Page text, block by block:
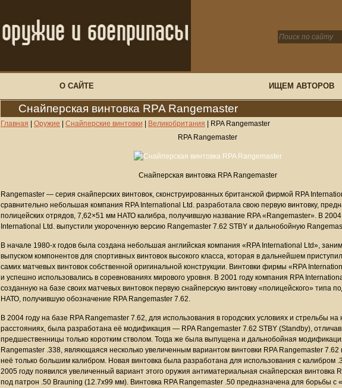
О САЙТЕ ИЩЕМ АВТОРОВ
Снайперская винтовка RPA Rangemaster
Главная Оружие Снайперские винтовки Великобритания
RPA Rangemaster
RPA Rangemaster
Снайперская винтовка RPA Rangemaster
Rangemaster — серия снайперских винтовок, сконструированных британской фирмой RPA
сравнительно небольшая компания RPA International Ltd. разработала свою первую винтовку,
полицейских отрядов, 7,62×51 мм НАТО калибра, получившую название RPA «Rangemaster». В 2004
International Ltd. выпустили укороченную версию Rangemaster 7.62 STBY и дальнобойную
В начале 1980-х годов была создана небольшая английская компания «RPA International Ltd»,
выпуском компонентов для спортивных винтовок высокого класса, которая в дальнейшем
самих матчевых винтовок собственной оригинальной конструкции. Винтовки фирмы «RPA
и успешно использовались в соревнованиях мирового уровня. В 2001 году компания RPA
созданную на базе своих матчевых винтовок первую снайперскую винтовку «полицейского» типа
НАТО, получившую обозначение RPA Rangemaster 7.62.
В 2004 году на базе RPA Rangemaster 7.62, для использования в городских условиях и стрельбы
расстояниях, была разработана её модификация — RPA Rangemaster 7.62 STBY (Standby),
предшественницы только коротким стволом. Тогда же была выпущена и дальнобойная
Rangemaster .338, являющаяся несколько увеличенным вариантом винтовки RPA Rangemaster
неё только большим калибром. Новая винтовка была разработана для использования с калибром
2005 году появился увеличенный вариант этого оружия антиматериальная снайперская винтовка
под патрон .50 Brauning (12.7х99 мм). Винтовка RPA Rangemaster .50 предназначена для борьбы с